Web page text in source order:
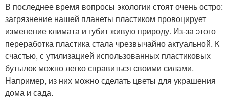
В последнее время вопросы экологии стоят очень остро:
загрязнение нашей планеты пластиком провоцирует
изменение климата и губит живую природу. Из-за этого
переработка пластика стала чрезвычайно актуальной. К
счастью, с утилизацией использованных пластиковых
бутылок можно легко справиться своими силами.
Например, из них можно сделать цветы для украшения
дома и сада.